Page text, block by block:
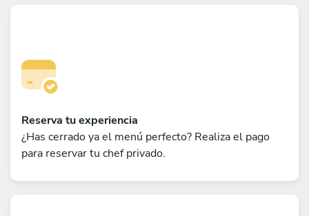
Reserva tu experiencia
¿Has cerrado ya el menú perfecto? Realiza el pago
para reservar tu chef privado.